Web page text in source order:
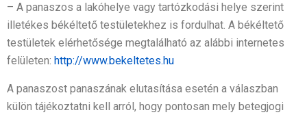
– A panaszos a lakóhelye vagy tartózkodási helye szerint
illetékes békéltető testületekhez is fordulhat. A békéltető
testületek elérhetősége megtalálható az alábbi internetes
felületen: http://www.bekeltetes.hu
A panaszost panaszának elutasítása esetén a válaszban
külön tájékoztatni kell arról, hogy pontosan mely betegjogi